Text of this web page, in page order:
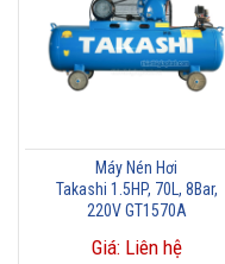
Máy Nén Hơi
Takashi 1.5HP, 70L, 8Bar,
220V GT1570A
Giá: Liên hệ